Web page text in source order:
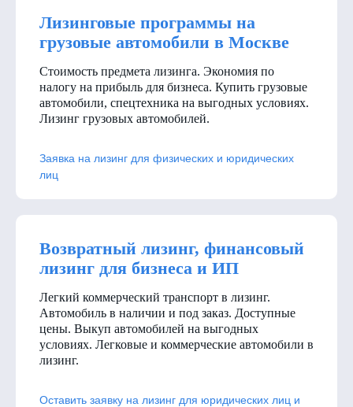
Лизинговые программы на
грузовые автомобили в Москве
Стоимость предмета лизинга. Экономия по
налогу на прибыль для бизнеса. Купить грузовые
автомобили, спецтехника на выгодных условиях.
Лизинг грузовых автомобилей.
Заявка на лизинг для физических и юридических
лиц
Возвратный лизинг, финансовый
лизинг для бизнеса и ИП
Легкий коммерческий транспорт в лизинг.
Автомобиль в наличии и под заказ. Доступные
цены. Выкуп автомобилей на выгодных
условиях. Легковые и коммерческие автомобили в
лизинг.
Оставить заявку на лизинг для юридических лиц и